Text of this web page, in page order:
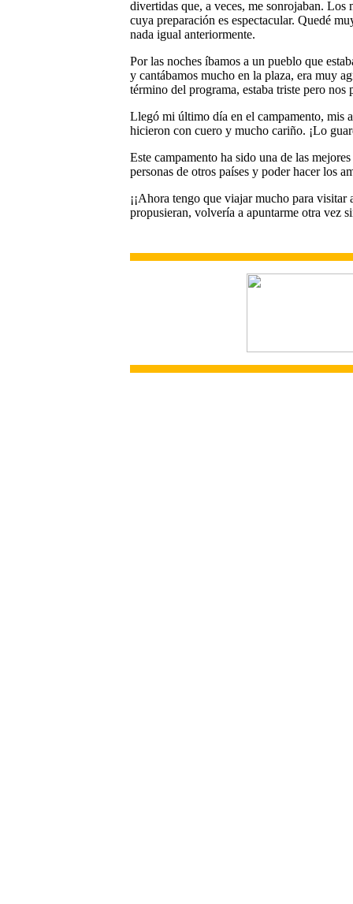
divertidas que, a veces, me sonrojaban.
cuya preparación es espectacular. Quedé
nada igual anteriormente.
Por las noches íbamos a un pueblo que
y cantábamos mucho en la plaza, era muy
término del programa, estaba triste pero
Llegó mi último día en el campamento, mis
hicieron con cuero y mucho cariño. ¡Lo
Este campamento ha sido una de las
personas de otros países y poder hacer los
¡¡Ahora tengo que viajar mucho para visitar
propusieran, volvería a apuntarme otra vez